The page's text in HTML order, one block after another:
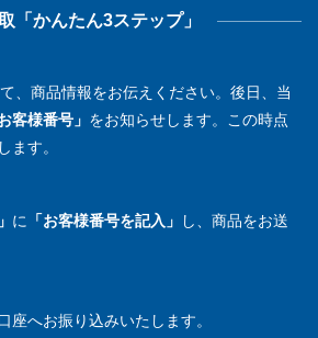
「かんたん3ステップ」
、商品情報をお伝えください。後日、当
お客様番号」 をお知らせします。この時点
します。
に 「お客様番号を記入」
し、商品をお送
座へお振り込みいたします。